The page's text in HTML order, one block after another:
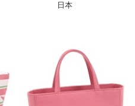
日本